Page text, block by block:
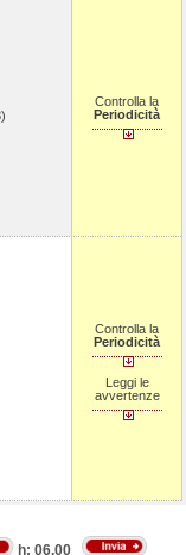
Controlla la
Periodicità
Controlla la
Periodicità
Leggi le
avvertenze
h: 06.00